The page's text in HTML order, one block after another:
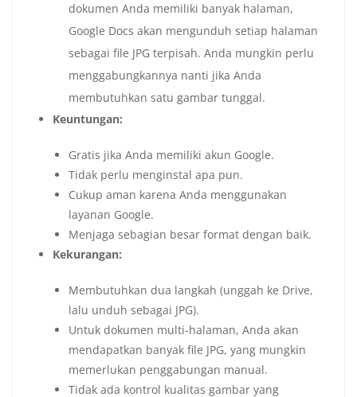
dokumen Anda memiliki banyak halaman,
Google Docs akan mengunduh setiap halaman
sebagai file JPG terpisah. Anda mungkin perlu
menggabungkannya nanti jika Anda
membutuhkan satu gambar tunggal.
Keuntungan:
Gratis jika Anda memiliki akun Google.
Tidak perlu menginstal apa pun.
Cukup aman karena Anda menggunakan
layanan Google.
Menjaga sebagian besar format dengan baik.
Kekurangan:
Membutuhkan dua langkah (unggah ke Drive,
lalu unduh sebagai JPG).
Untuk dokumen multi-halaman, Anda akan
mendapatkan banyak file JPG, yang mungkin
memerlukan penggabungan manual.
Tidak ada kontrol kualitas gambar yang